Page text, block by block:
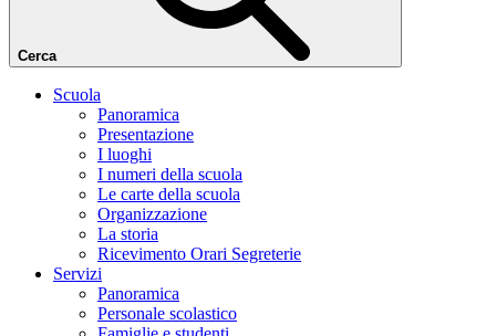
Cerca
Scuola
Panoramica
Presentazione
I luoghi
I numeri della scuola
Le carte della scuola
Organizzazione
La storia
Ricevimento Orari Segreterie
Servizi
Panoramica
Personale scolastico